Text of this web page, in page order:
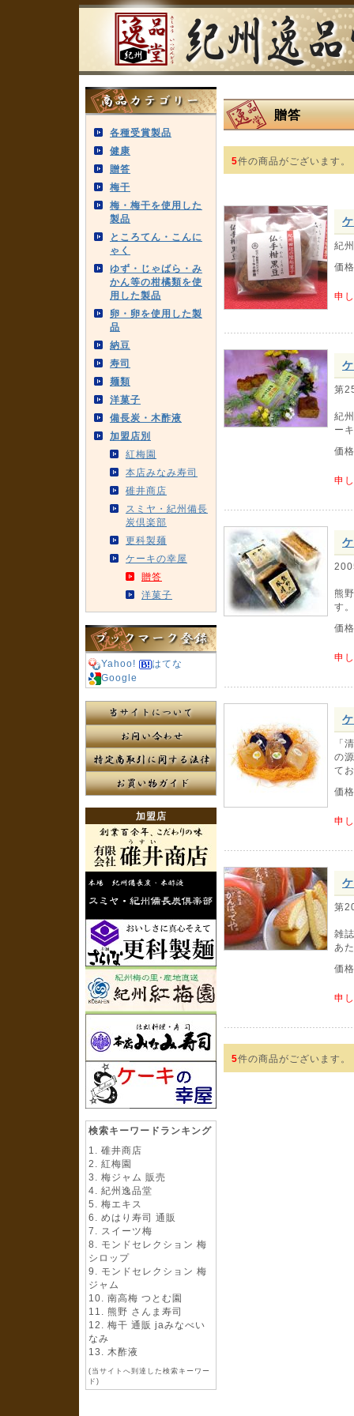
各種受賞製品
健康
贈答
梅干
梅・梅干を使用した
製品
ところてん・こんに
ゃく
ゆず・じゃばら・み
かん等の柑橘類を使
用した製品
卵・卵を使用した製
品
納豆
寿司
麺類
洋菓子
備長炭・木酢液
加盟店別
紅梅園
本店みなみ寿司
碓井商店
スミヤ・紀州備長
炭倶楽部
更科製麺
ケーキの幸屋
贈答
洋菓子
Yahoo!
はてな
Google
加盟店
検索キーワードランキング
碓井商店
紅梅園
梅ジャム 販売
紀州逸品堂
梅エキス
めはり寿司 通販
スイーツ梅
モンドセレクション 梅
シロップ
モンドセレクション 梅
ジャム
南高梅 つとむ園
熊野 さんま寿司
梅干 通販 jaみなべい
なみ
木酢液
(当サイトへ到達した検索キーワー
ド)
贈答
5件の商品がございます。
紀
価格
申
第
紀
ー
価格
申
熊
す。
価格
申
「
の
て
価格
申
第
雑
あ
価格
申
5件の商品がございます。